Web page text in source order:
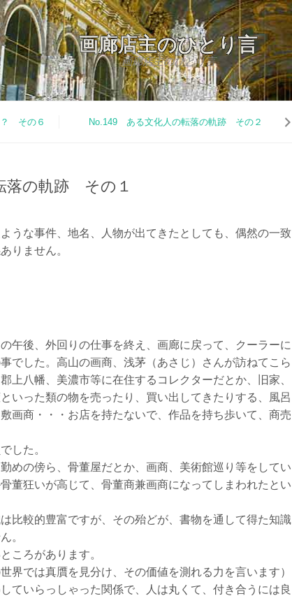
画廊店主のひとり言
画廊店主のひとり言
？ その６ No.149 ある文化人の転落の軌跡 その２
落の軌跡 その１
うな事件、地名、人物が出てきたとしても、偶然の一致
りません。
午後、外回りの仕事を終え、画廊に戻って、クーラーに
でした。高山の画商、浅茅（あさじ）さんが訪ねてこら
上八幡、美濃市等に在住するコレクターだとか、旧家、
いった類の物を売ったり、買い出してきたりする、風呂
画商・・・お店を持たないで、作品を持ち歩いて、商売
した。
めの傍ら、骨董屋だとか、画商、美術館巡り等をしてい
董狂いが高じて、骨董商兼画商になってしまわれたとい
比較的豊富ですが、その殆どが、書物を通して得た知識
。
ころがあります。
界では真贋を見分け、その価値を測れる力を言います）
ていらっしゃった関係で、人は丸くて、付き合うには良